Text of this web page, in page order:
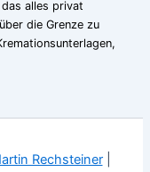
alles privat
die Grenze zu
Rechsteiner|